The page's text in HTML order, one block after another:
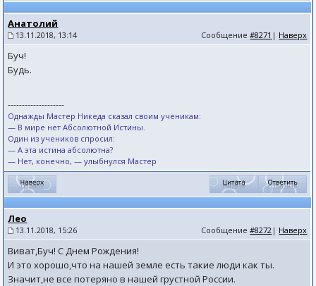
Анатолий
13.11.2018, 13:14 Сообщение#8271 | Наверх
Буч!
Будь.
--------------------
Однажды Мастер Никеда сказал своим ученикам:
— В мире нет Абсолютной Истины.
Один из учеников спросил:
— А эта истина абсолютна?
— Нет, конечно, — улыбнулся Мастер
Лео
13.11.2018, 15:26 Сообщение#8272 | Наверх
Виват,Буч! С Днем Рождения!
И это хорошо,что на нашей земле есть такие люди как ты.
Значит,не все потеряно в нашей грустной России.